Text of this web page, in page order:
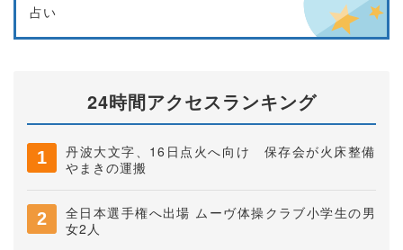
占い
24時間アクセスランキング
丹波大文字、16日点火へ向け 保存会が火床整備
やまきの運搬
全日本選手権へ出場 ムーヴ体操クラブ小学生の男
女2人